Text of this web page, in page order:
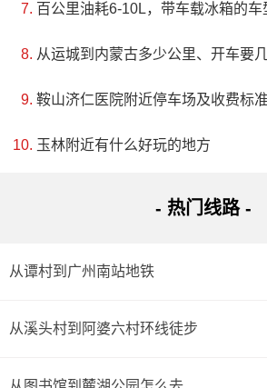
百公里油耗6-10L，带车载冰箱的车
从运城到内蒙古多少公里、开车要
鞍山济仁医院附近停车场及收费标准
玉林附近有什么好玩的地方
- 热门线路 -
从谭村到广州南站地铁
从溪头村到阿婆六村环线徒步